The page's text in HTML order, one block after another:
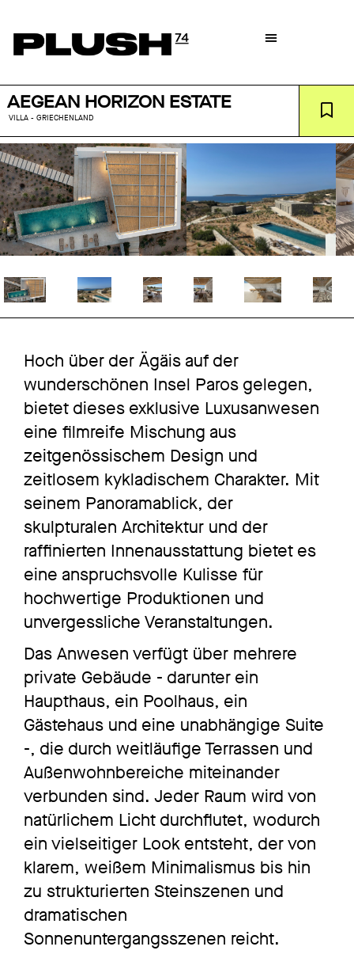
AEGEAN HORIZON ESTATE
VILLA - GRIECHENLAND
Hoch über der Ägäis auf der
wunderschönen Insel Paros gelegen,
bietet dieses exklusive Luxusanwesen
eine filmreife Mischung aus
zeitgenössischem Design und
zeitlosem kykladischem Charakter. Mit
seinem Panoramablick, der
skulpturalen Architektur und der
raffinierten Innenausstattung bietet es
eine anspruchsvolle Kulisse für
hochwertige Produktionen und
unvergessliche Veranstaltungen.
Das Anwesen verfügt über mehrere
private Gebäude - darunter ein
Haupthaus, ein Poolhaus, ein
Gästehaus und eine unabhängige Suite
-, die durch weitläufige Terrassen und
Außenwohnbereiche miteinander
verbunden sind. Jeder Raum wird von
natürlichem Licht durchflutet, wodurch
ein vielseitiger Look entsteht, der von
klarem, weißem Minimalismus bis hin
zu strukturierten Steinszenen und
dramatischen
Sonnenuntergangsszenen reicht.